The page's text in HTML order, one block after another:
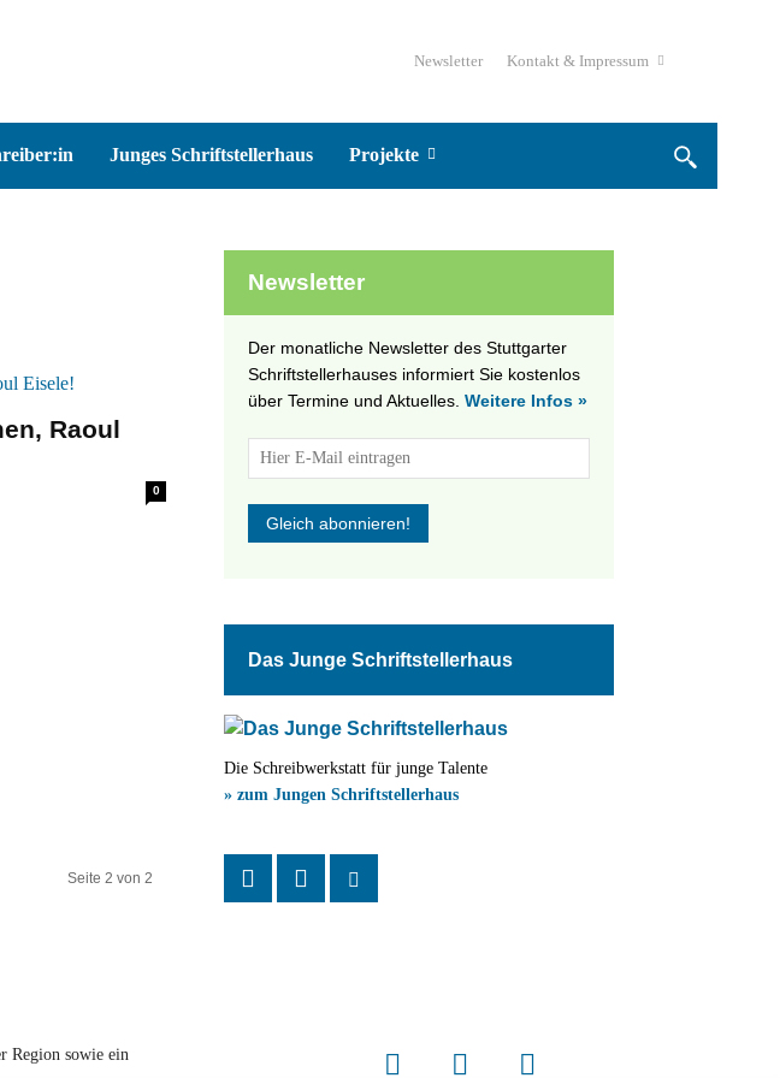
Newsletter Kontakt & Impressum
Junges Schriftstellerhaus Projekte
Raoul
0
Seite 2 von 2
Newsletter
Der monatliche Newsletter des Stuttgarter
Schriftstellerhauses informiert Sie kostenlos
über Termine und Aktuelles. Weitere Infos »
Das Junge Schriftstellerhaus
Die Schreibwerkstatt für junge Talente
» zum Jungen Schriftstellerhaus
Region sowie ein